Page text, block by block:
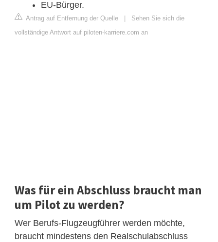
EU-Bürger.
Antrag auf Entfernung der Quelle
Sehen Sie sich die
vollständige Antwort auf piloten-karriere.com an
Was für ein Abschluss braucht man
um Pilot zu werden?
Wer Berufs-Flugzeugführer werden möchte,
braucht mindestens den Realschulabschluss